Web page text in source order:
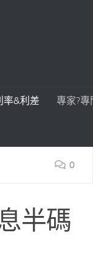
率&利差 專家?專
0
半碼